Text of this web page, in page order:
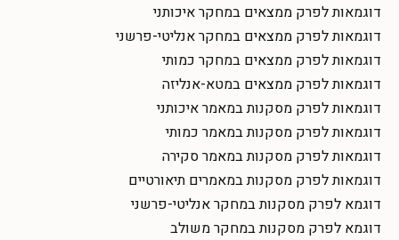
דוגמאות לפרק ממצאים במחקר איכותני
דוגמאות לפרק ממצאים במחקר אנליטי-פרשני
דוגמאות לפרק ממצאים במחקר כמותי
דוגמאות לפרק ממצאים במטא-אנליזה
דוגמאות לפרק מסקנות במאמר איכותני
דוגמאות לפרק מסקנות במאמר כמותי
דוגמאות לפרק מסקנות במאמר סקירה
דוגמאות לפרק מסקנות במאמרים תיאורטיים
דוגמא לפרק מסקנות במחקר אנליטי-פרשני
דוגמא לפרק מסקנות במחקר משולב